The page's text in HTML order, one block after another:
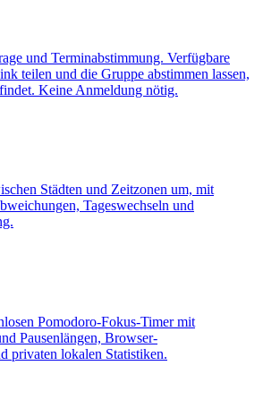
und Terminabstimmung. Verfügbare
teilen und die Gruppe abstimmen lassen,
Keine Anmeldung nötig.
Städten und Zeitzonen um, mit
Tageswechseln und
Pomodoro-Fokus-Timer mit
Pausenlängen, Browser-
privaten lokalen Statistiken.